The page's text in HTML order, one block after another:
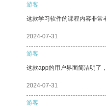
游客
这款学习软件的课程内容非常
2024-07-31
游客
这款app的用户界面简洁明了
2024-07-31
游客